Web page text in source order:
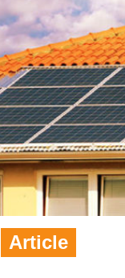
Article